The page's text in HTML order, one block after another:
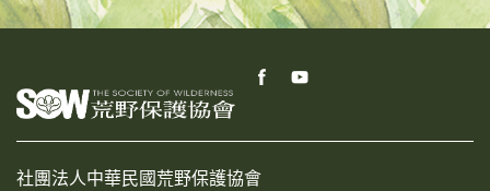
社團法人中華民國荒野保護協會